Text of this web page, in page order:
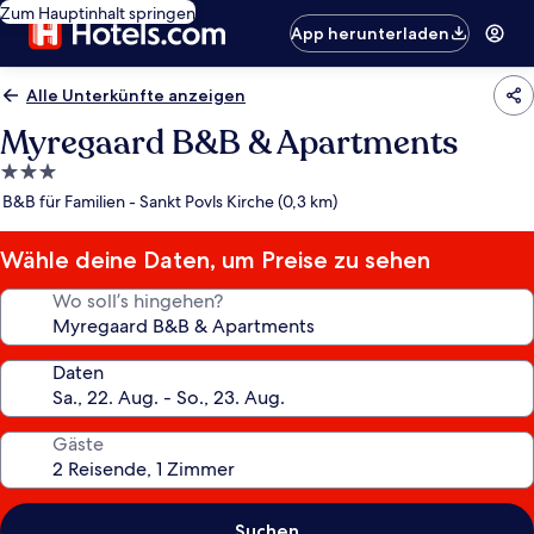
Zum Hauptinhalt springen
App herunterladen
Alle Unterkünfte anzeigen
Myregaard B&B & Apartments
3.0-
Sterne-
B&B für Familien - Sankt Povls Kirche (0,3 km)
Wähle deine Daten, um Preise zu sehen
Wo soll’s hingehen?
Daten
Gäste